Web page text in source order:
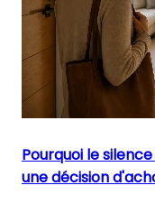
Pourquoi le
une décision